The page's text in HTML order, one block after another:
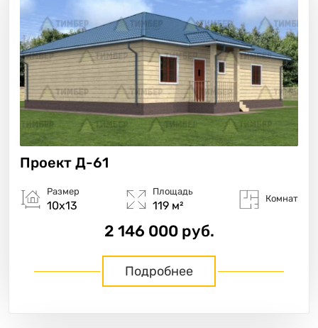
Проект Д-61
Размер
10х13
Площадь
119 м²
Комнат
2 146 000 руб.
Подробнее